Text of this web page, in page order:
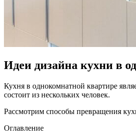
Идеи дизайна кухни в
Кухня в однокомнатной квартире
состоит из нескольких человек.
Рассмотрим способы превращения
Оглавление